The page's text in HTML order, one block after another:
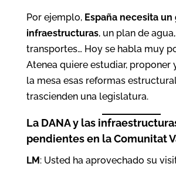
Por ejemplo, España necesita
infraestructuras, un plan de
transportes… Hoy se habla muy
Atenea quiere estudiar, proponer
la mesa esas reformas
trascienden una legislatura.
La DANA y las
pendientes en la Comunitat
LM: Usted ha aprovechado su